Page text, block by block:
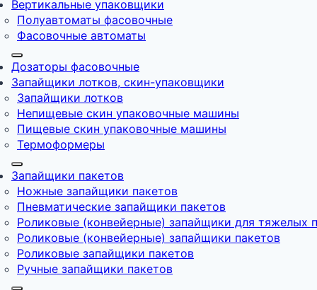
Вертикальные упаковщики
Полуавтоматы фасовочные
Фасовочные автоматы
Дозаторы фасовочные
Запайщики лотков, скин-упаковщики
Запайщики лотков
Непищевые скин упаковочные машины
Пищевые скин упаковочные машины
Термоформеры
Запайщики пакетов
Ножные запайщики пакетов
Пневматические запайщики пакетов
Роликовые (конвейерные) запайщики для тяжелых
Роликовые (конвейерные) запайщики пакетов
Роликовые запайщики пакетов
Ручные запайщики пакетов